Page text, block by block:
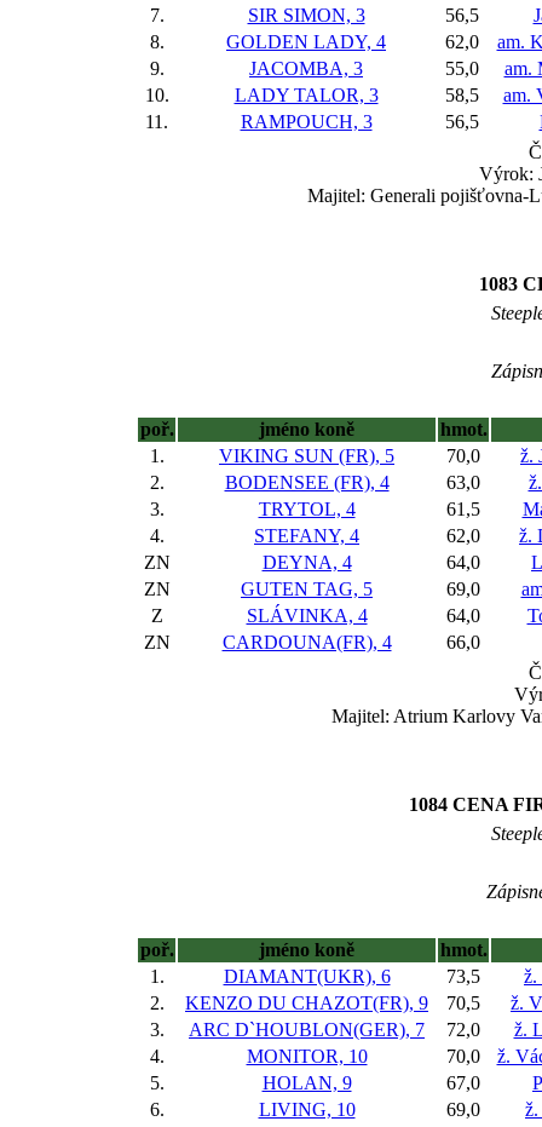
7.
SIR SIMON, 3 56,5
8.
GOLDEN LADY, 4 62,0
am.
9.
JACOMBA, 3 55,0
am.
10.
LADY TALOR, 3 58,5
am.
11.
RAMPOUCH, 3 56,5
Výrok:
Majitel: Generali pojišťovna-
1083
poř. jméno koně
hmot.
1.
VIKING SUN (FR), 5 70,0
ž.
2.
BODENSEE (FR), 4 63,0
3.
TRYTOL, 4 61,5
4.
STEFANY, 4 62,0
ž.
ZN
DEYNA, 4 64,0
ZN
GUTEN TAG, 5 69,0
Z
SLÁVINKA, 4 64,0
ZN
CARDOUNA(FR), 4
66,0
Majitel: Atrium Karlovy
1084 CENA
poř. jméno koně
hmot.
1.
DIAMANT(UKR), 6 73,5
ž.
2.
KENZO DU CHAZOT(FR), 9 70,5
ž.
3.
ARC D`HOUBLON(GER), 7 72,0
ž.
4.
MONITOR, 10 70,0
ž.
5.
HOLAN, 9 67,0
6.
LIVING, 10 69,0
ž.